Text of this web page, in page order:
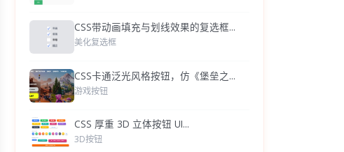
CSS带动画填充与划线效果的复选框...
美化复选框
CSS卡通泛光风格按钮，仿《堡垒之...
游戏按钮
CSS 厚重 3D 立体按钮 UI...
3D按钮